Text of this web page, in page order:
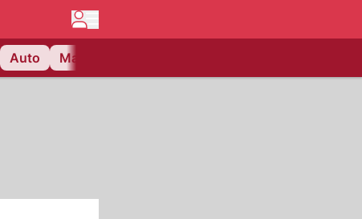
Auto Matchcenter